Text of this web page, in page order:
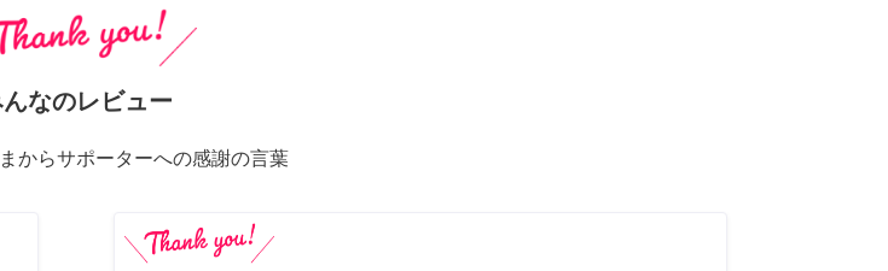
なのレビュー
からサポーターへの感謝の言葉